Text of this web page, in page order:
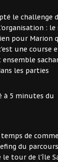
le challenge
:
pour Marion
une course
les parties
à 5 minutes du
de
du parcours
le tour de l'île